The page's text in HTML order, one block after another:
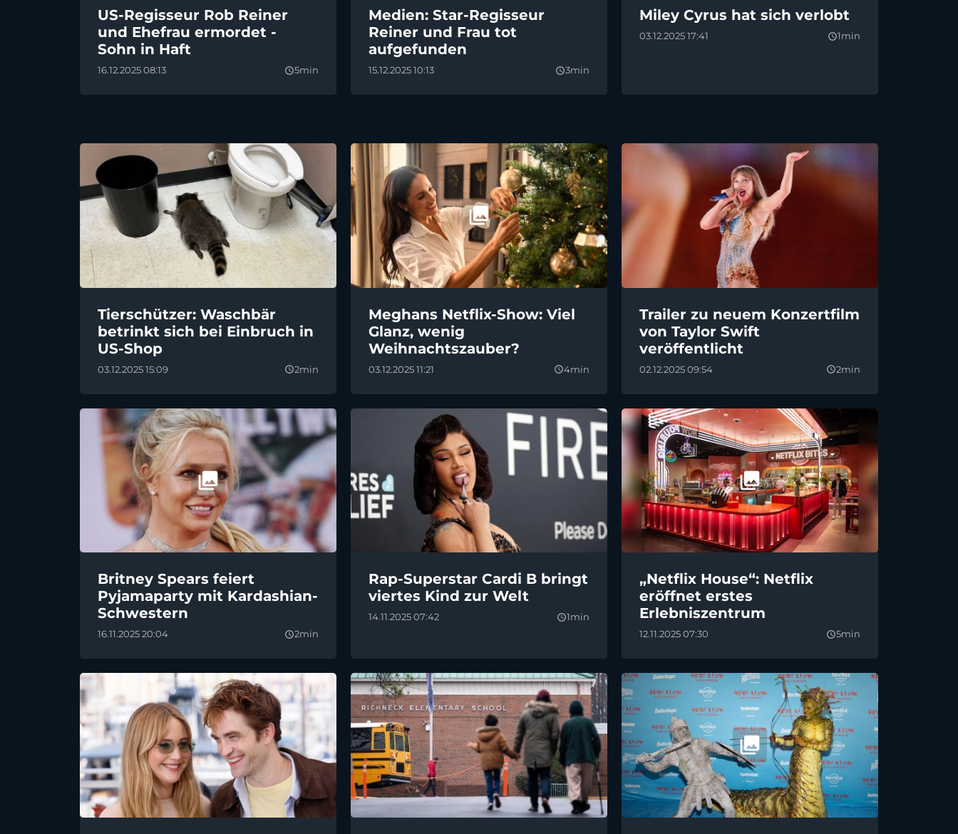
US-Regisseur Rob Reiner
und Ehefrau ermordet -
Sohn in Haft
16.12.2025 08:13 query_builder5min
Medien: Star-Regisseur
Reiner und Frau tot
aufgefunden
15.12.2025 10:13 query_builder3min
Miley Cyrus hat sich verlobt
03.12.2025 17:41 query_builder1min
Tierschützer: Waschbär
betrinkt sich bei Einbruch in
US-Shop
03.12.2025 15:09 query_builder2min
Meghans Netflix-Show: Viel
Glanz, wenig
Weihnachtszauber?
03.12.2025 11:21 query_builder4min
Trailer zu neuem Konzertfilm
von Taylor Swift
veröffentlicht
02.12.2025 09:54 query_builder2min
Britney Spears feiert
Pyjamaparty mit Kardashian-
Schwestern
16.11.2025 20:04 query_builder2min
Rap-Superstar Cardi B bringt
viertes Kind zur Welt
14.11.2025 07:42 query_builder1min
„Netflix House“: Netflix
eröffnet erstes
Erlebniszentrum
12.11.2025 07:30 query_builder5min